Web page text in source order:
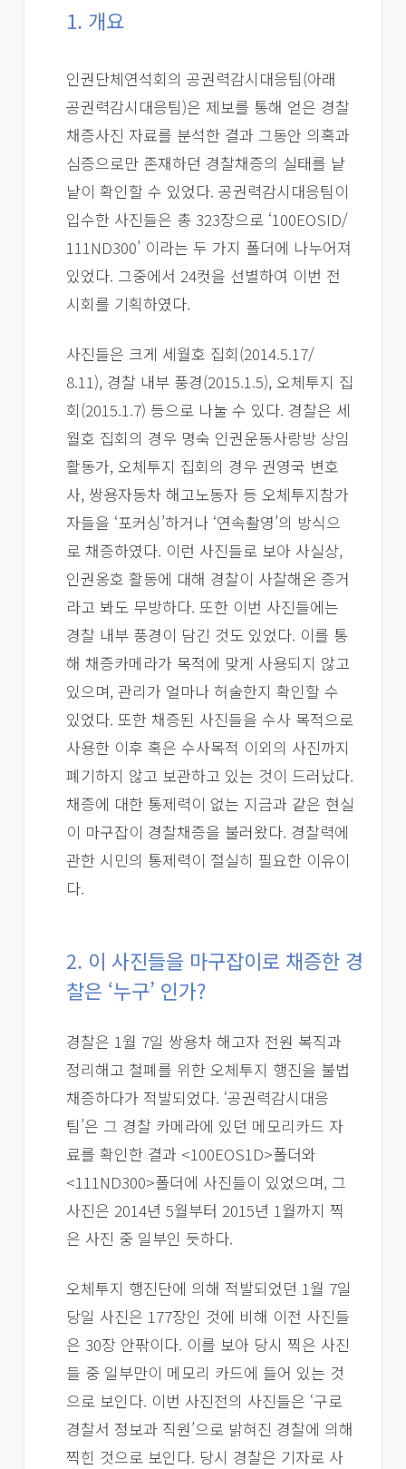
1. 개요
인권단체연석회의 공권력감시대응팀(아래
공권력감시대응팀)은 제보를 통해 얻은 경찰
채증사진 자료를 분석한 결과 그동안 의혹과
심증으로만 존재하던 경찰채증의 실태를 낱
낱이 확인할 수 있었다. 공권력감시대응팀이
입수한 사진들은 총 323장으로 ‘100EOSID/
111ND300’ 이라는 두 가지 폴더에 나누어져
있었다. 그중에서 24컷을 선별하여 이번 전
시회를 기획하였다.
사진들은 크게 세월호 집회(2014.5.17/
8.11), 경찰 내부 풍경(2015.1.5), 오체투지 집
회(2015.1.7) 등으로 나눌 수 있다. 경찰은 세
월호 집회의 경우 명숙 인권운동사랑방 상임
활동가, 오체투지 집회의 경우 권영국 변호
사, 쌍용자동차 해고노동자 등 오체투지참가
자들을 ‘포커싱’하거나 ‘연속촬영’의 방식으
로 채증하였다. 이런 사진들로 보아 사실상,
인권옹호 활동에 대해 경찰이 사찰해온 증거
라고 봐도 무방하다. 또한 이번 사진들에는
경찰 내부 풍경이 담긴 것도 있었다. 이를 통
해 채증카메라가 목적에 맞게 사용되지 않고
있으며, 관리가 얼마나 허술한지 확인할 수
있었다. 또한 채증된 사진들을 수사 목적으로
사용한 이후 혹은 수사목적 이외의 사진까지
폐기하지 않고 보관하고 있는 것이 드러났다.
채증에 대한 통제력이 없는 지금과 같은 현실
이 마구잡이 경찰채증을 불러왔다. 경찰력에
관한 시민의 통제력이 절실히 필요한 이유이
다.
2. 이 사진들을 마구잡이로 채증한 경
찰은 ‘누구’ 인가?
경찰은 1월 7일 쌍용차 해고자 전원 복직과
정리해고 철폐를 위한 오체투지 행진을 불법
채증하다가 적발되었다. ‘공권력감시대응
팀’은 그 경찰 카메라에 있던 메모리카드 자
료를 확인한 결과 <100EOS1D>폴더와
<111ND300>폴더에 사진들이 있었으며, 그
사진은 2014년 5월부터 2015년 1월까지 찍
은 사진 중 일부인 듯하다.
오체투지 행진단에 의해 적발되었던 1월 7일
당일 사진은 177장인 것에 비해 이전 사진들
은 30장 안팎이다. 이를 보아 당시 찍은 사진
들 중 일부만이 메모리 카드에 들어 있는 것
으로 보인다. 이번 사진전의 사진들은 ‘구로
경찰서 정보과 직원’으로 밝혀진 경찰에 의해
찍힌 것으로 보인다. 당시 경찰은 기자로 사